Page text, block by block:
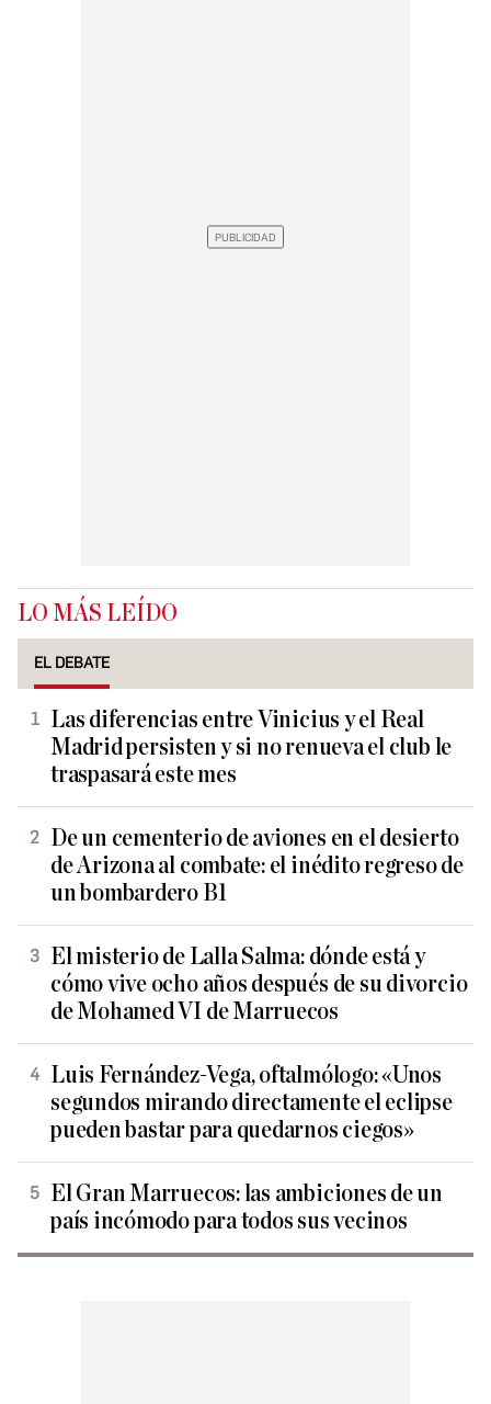
LO MÁS LEÍDO
EL DEBATE
Las diferencias entre Vinicius y el Real
Madrid persisten y si no renueva el club le
traspasará este mes
De un cementerio de aviones en el desierto
de Arizona al combate: el inédito regreso de
un bombardero B1
El misterio de Lalla Salma: dónde está y
cómo vive ocho años después de su divorcio
de Mohamed VI de Marruecos
Luis Fernández-Vega, oftalmólogo: «Unos
segundos mirando directamente el eclipse
pueden bastar para quedarnos ciegos»
El Gran Marruecos: las ambiciones de un
país incómodo para todos sus vecinos